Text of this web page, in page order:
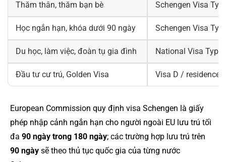
Thăm thân, thăm bạn bè Schengen Visa
Học ngắn hạn, khóa dưới 90 ngày Schengen Visa
Du học, làm việc, đoàn tụ gia đình National Visa Type
Đầu tư cư trú, Golden Visa Visa D / residence
European Commission quy định visa Schengen là giấy
phép nhập cảnh ngắn hạn cho người ngoài EU lưu trú tối
đa 90 ngày trong 180 ngày; các trường hợp lưu trú trên
90 ngày sẽ theo thủ tục quốc gia của từng nước